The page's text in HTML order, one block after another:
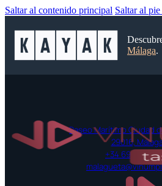
Saltar al contenido principal Saltar al
Málaga.
Paseo Marítimo Ciudad
29016,
+34 697 42 52